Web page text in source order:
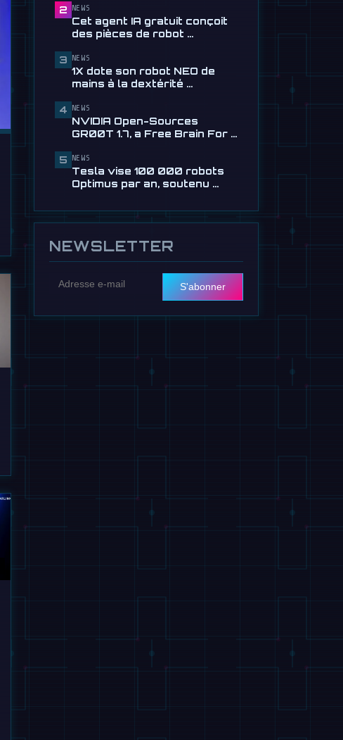
28 juillet
1X dote son robot NEO de
incroyable
24 juillet
humanoïde inspiré de
Terminator …
24 juillet
📰NVIDIA Open-Sources
GR00T 1.7, a Free Brain For
Any Humanoid
2 NEWS
Cet agent IA gratuit conçoit
des pièces de robot …
3 NEWS
1X dote son robot NEO de
mains à la dextérité …
4 NEWS
NVIDIA Open-Sources
GR00T 1.7, a Free Brain For …
5 NEWS
Tesla vise 100 000 robots
Optimus par an, soutenu …
NEWSLETTER
S'abonner